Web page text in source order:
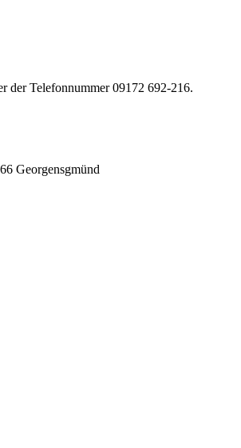
der Telefonnummer 09172 692-216.
Georgensgmünd